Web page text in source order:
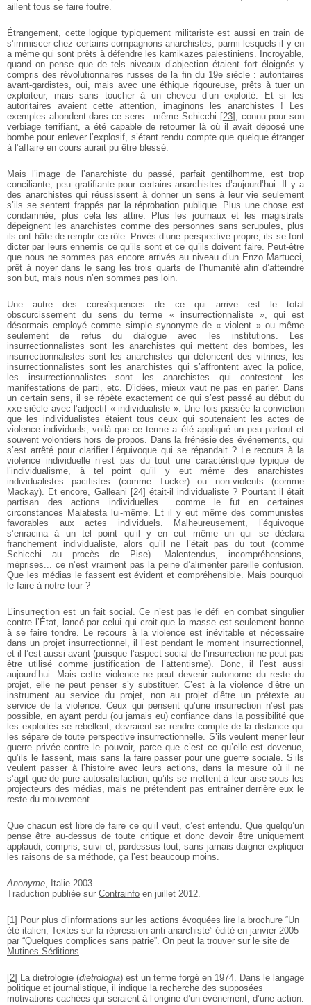
aillent tous se faire foutre.
Étrangement, cette logique typiquement militariste est aussi en train de
s’immiscer chez certains compagnons anarchistes, parmi lesquels il y en
a même qui sont prêts à défendre les kamikazes palestiniens. Incroyable,
quand on pense que de tels niveaux d’ab­jection étaient fort éloignés y
compris des révolutionnaires russes de la fin du 19e siècle : autoritaires
avant­-gardistes, oui, mais avec une éthique rigoureuse, prêts à tuer un
exploiteur, mais sans toucher à un cheveu d’un exploité. Et si les
autoritaires avaient cette attention, imaginons les anarchistes ! Les
exemples abondent dans ce sens : même Schicchi [23] , connu pour son
verbiage terrifiant, a été capable de retourner là où il avait déposé une
bombe pour enlever l’explosif, s’étant rendu compte que quelque étranger
à l’affaire en cours aurait pu être blessé.
Mais l’image de l’anarchiste du passé, parfait gentilhomme, est trop
conciliante, peu gratifiante pour certains anarchistes d’au­jourd’hui. Il y a
des anarchistes qui réussissent à donner un sens à leur vie seulement
s’ils se sentent frappés par la réprobation publique. Plus une chose est
condamnée, plus cela les attire. Plus les journaux et les magistrats
dépeignent les anarchistes comme des personnes sans scrupules, plus
ils ont hâte de remplir ce rôle. Privés d’une perspective propre, ils se font
dicter par leurs ennemis ce qu’ils sont et ce qu’ils doivent faire. Peut­-être
que nous ne sommes pas encore arrivés au niveau d’un Enzo Martucci,
prêt à noyer dans le sang les trois quarts de l’humanité afin d’atteindre
son but, mais nous n’en sommes pas loin.
Une autre des conséquences de ce qui arrive est le total
obscurcissement du sens du terme « insurrectionnaliste », qui est
désormais employé comme simple synonyme de « violent » ou même
seulement de refus du dialogue avec les institutions. Les
insurrectionnalistes sont les anarchistes qui mettent des bombes, les
insurrectionnalistes sont les anarchistes qui défoncent des vitrines, les
insurrectionnalistes sont les anarchistes qui s’affrontent avec la police,
les insurrectionnalistes sont les anarchistes qui contestent les
manifestations de parti, etc. D’idées, mieux vaut ne pas en parler. Dans
un certain sens, il se répète exactement ce qui s’est passé au début du
xxe siècle avec l’adjectif « individualiste ». Une fois passée la conviction
que les individualistes étaient tous ceux qui soutenaient les actes de
violence individuels, voilà que ce terme a été appliqué un peu partout et
souvent volontiers hors de propos. Dans la frénésie des événements, qui
s’est arrêté pour clarifier l’équivoque qui se répandait ? Le recours à la
violence individuelle n’est pas du tout une caractéristique typique de
l’individualisme, à tel point qu’il y eut même des anarchistes
individualistes pacifistes (comme Tucker) ou non-­violents (comme
Mackay). Et encore, Galleani [24] était-­il individualiste ? Pourtant il était
partisan des actions individuelles... comme le fut en certaines
circonstances Malatesta lui­-même. Et il y eut même des communistes
favorables aux actes individuels. Malheureusement, l’équivoque
s’enracina à un tel point qu’il y en eut même un qui se déclara
franchement individualiste, alors qu’il ne l’était pas du tout (comme
Schicchi au procès de Pise). Malentendus, incompréhensions,
méprises... ce n’est vraiment pas la peine d’alimenter pareille confusion.
Que les médias le fassent est évident et compréhensible. Mais pourquoi
le faire à notre tour ?
L’insurrection est un fait social. Ce n’est pas le défi en combat singulier
contre l’État, lancé par celui qui croit que la masse est seulement bonne
à se faire tondre. Le recours à la violence est inévitable et nécessaire
dans un projet insurrectionnel, il l’est pendant le moment insurrectionnel,
et il l’est aussi avant (puisque l’aspect social de l’insurrection ne peut pas
être utilisé comme justification de l’attentisme). Donc, il l’est aussi
aujourd’hui. Mais cette violence ne peut devenir autonome du reste du
projet, elle ne peut penser s’y substituer. C’est à la violence d’être un
instrument au service du projet, non au projet d’être un prétexte au
service de la violence. Ceux qui pensent qu’une insurrection n’est pas
possible, en ayant perdu (ou jamais eu) confiance dans la possibilité que
les exploités se rebellent, devraient se rendre compte de la distance qui
les sépare de toute perspective insurrectionnelle. S’ils veulent mener leur
guerre privée contre le pouvoir, parce que c’est ce qu’elle est devenue,
qu’ils le fassent, mais sans la faire passer pour une guerre sociale. S’ils
veulent passer à l’histoire avec leurs actions, dans la mesure où il ne
s’agit que de pure autosatisfaction, qu’ils se mettent à leur aise sous les
projecteurs des médias, mais ne prétendent pas entraîner derrière eux le
reste du mouvement.
Que chacun est libre de faire ce qu’il veut, c’est entendu. Que quelqu’un
pense être au­-dessus de toute critique et donc devoir être uniquement
applaudi, compris, suivi et, par­dessus tout, sans jamais daigner expliquer
les raisons de sa méthode, ça l’est beaucoup moins.
Anonyme, Italie 2003
Traduction publiée sur Contrainfo en juillet 2012.
[1] Pour plus d’informations sur les actions évoquées lire la brochure “Un
été italien, Textes sur la répression anti-anarchiste” édité en janvier 2005
par “Quelques complices sans patrie”. On peut la trouver sur le site de
Mutines Séditions.
[2] La dietrologie (dietrologia) est un terme forgé en 1974. Dans le langage
politique et journalistique, il indique la recherche des supposées
motivations cachées qui seraient à l’origine d’un événement, d’une action.